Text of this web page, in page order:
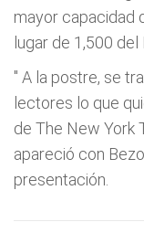
mayor capacidad
lugar de 1,500 del
" A la postre, se
lectores lo que
de The New York
apareció con
presentación.